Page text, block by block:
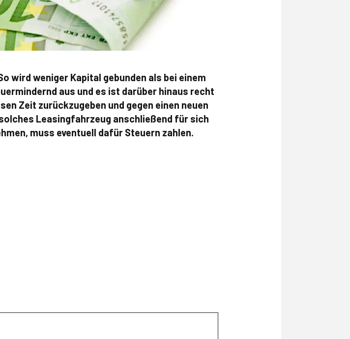
wird weniger Kapital gebunden als bei einem
aus und es ist darüber hinaus recht
Zeit zurückzugeben und gegen einen neuen
Leasingfahrzeug anschließend für sich
muss eventuell dafür Steuern zahlen.